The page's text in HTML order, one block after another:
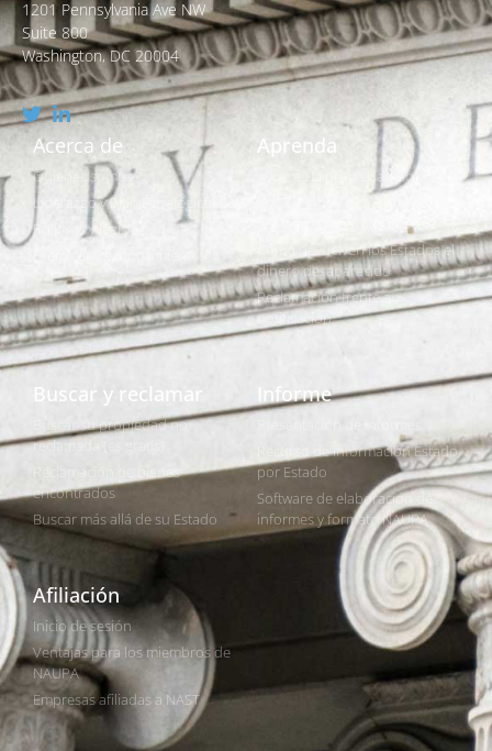
1201 Pennsylvania Ave NW
Suite 800
Washington, DC 20004
Acerca de
Quiénes somos
Liderazgo y Plan Estratégico
Políticas y legislación
Aprenda
¿Qué es la propiedad no
¿Es realmente gratis buscar?
Cómo devuelven los Estados el
dinero desaparecido
Reclamación frente a
notificación
Buscar y reclamar
Buscar su propiedad no
reclamada (es gratis)
Reclamación de bienes
encontrados
Buscar más allá de su Estado
Informe
Recurso de información Estado
por Estado
Software de elaboración de
informes y formato NAUPA
Afiliación
Inicio de sesión
Ventajas para los miembros de
NAUPA
Empresas afiliadas a NAST